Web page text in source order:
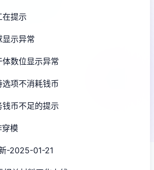
在提示
示异常
数位显示异常
项不消耗钱币
币不足的提示
穿模
-2025-01-21